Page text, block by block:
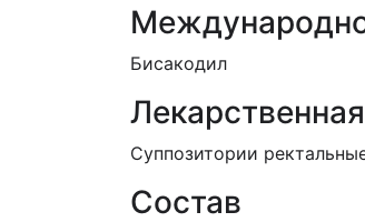
Бисакодил
Суппозитории
Состав